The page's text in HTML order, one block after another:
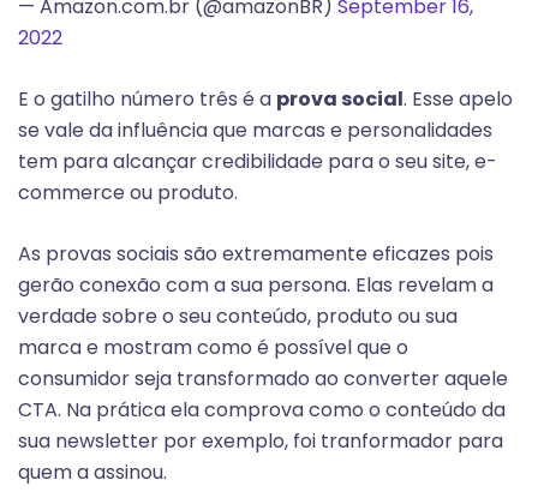
— Amazon.com.br (@amazonBR) September 16,
2022
E o gatilho número três é a prova social. Esse apelo
se vale da influência que marcas e personalidades
tem para alcançar credibilidade para o seu site, e-
commerce ou produto.
As provas sociais são extremamente eficazes pois
gerão conexão com a sua persona. Elas revelam a
verdade sobre o seu conteúdo, produto ou sua
marca e mostram como é possível que o
consumidor seja transformado ao converter aquele
CTA. Na prática ela comprova como o conteúdo da
sua newsletter por exemplo, foi tranformador para
quem a assinou.